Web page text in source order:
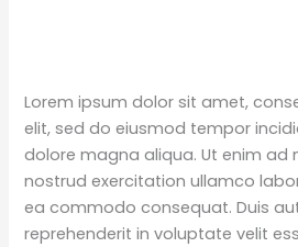
Lorem ipsum dolor sit amet,
elit, sed do eiusmod tempor
dolore magna aliqua. Ut enim ad
nostrud exercitation ullamco
ea commodo consequat. Duis
reprehenderit in voluptate velit